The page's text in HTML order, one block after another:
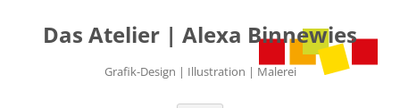
Das Atelier | Alexa Binnewies
Grafik-Design | Illustration | Malerei